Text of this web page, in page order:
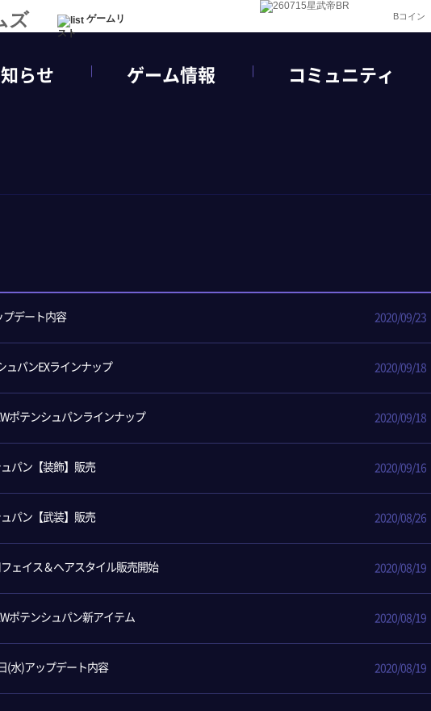
ゲームリ
スト
Bコイン
らせ ゲーム情報 コミュニティ
プデート内容 2020/09/23
ュパンEXラインナップ 2020/09/18
ポテンシュパンラインナップ 2020/09/18
パン【装飾】販売 2020/09/16
パン【武装】販売 2020/08/26
ェイス＆ヘアスタイル販売開始 2020/08/19
ポテンシュパン新アイテム 2020/08/19
(水)アップデート内容 2020/08/19